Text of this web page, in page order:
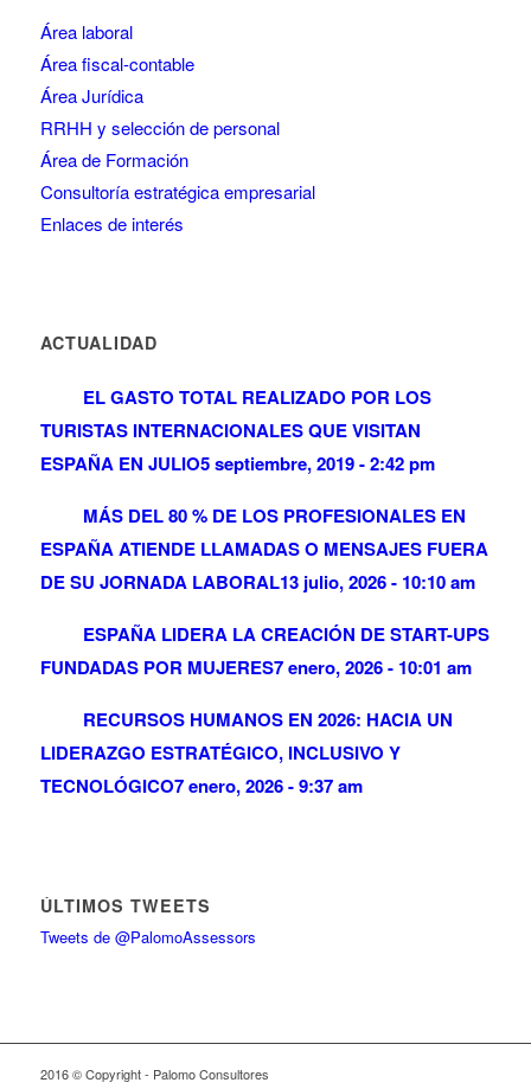
Área laboral
Área fiscal-contable
Área Jurídica
RRHH y selección de personal
Área de Formación
Consultoría estratégica empresarial
Enlaces de interés
ACTUALIDAD
EL GASTO TOTAL REALIZADO POR LOS
TURISTAS INTERNACIONALES QUE VISITAN
ESPAÑA EN JULIO5 septiembre, 2019 - 2:42 pm
MÁS DEL 80 % DE LOS PROFESIONALES EN
ESPAÑA ATIENDE LLAMADAS O MENSAJES FUERA
DE SU JORNADA LABORAL13 julio, 2026 - 10:10 am
ESPAÑA LIDERA LA CREACIÓN DE START-UPS
FUNDADAS POR MUJERES7 enero, 2026 - 10:01 am
RECURSOS HUMANOS EN 2026: HACIA UN
LIDERAZGO ESTRATÉGICO, INCLUSIVO Y
TECNOLÓGICO7 enero, 2026 - 9:37 am
ÚLTIMOS TWEETS
Tweets de @PalomoAssessors
2016 © Copyright - Palomo Consultores